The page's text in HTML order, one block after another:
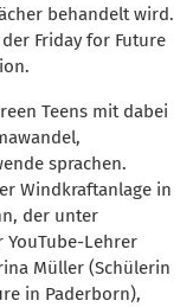
behandelt wird.
Friday for Future
Teens mit dabei
sprachen.
Windkraftanlage in
der unter
Lehrer
Müller (Schülerin
in Paderborn),